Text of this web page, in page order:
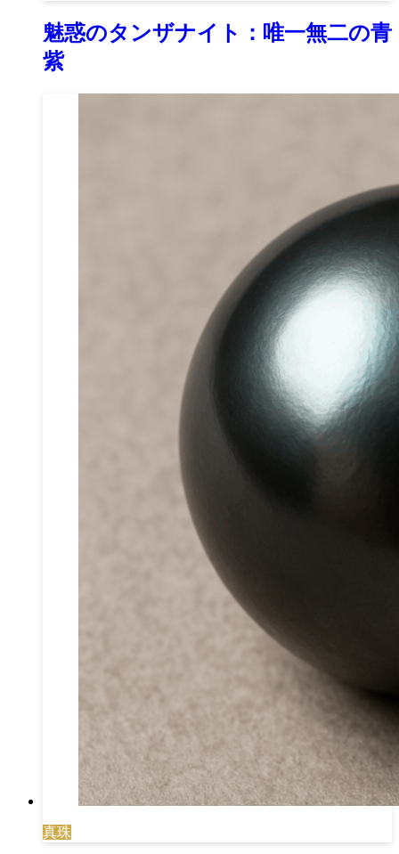
魅惑のタンザナイト：唯一無二の青
紫
真珠